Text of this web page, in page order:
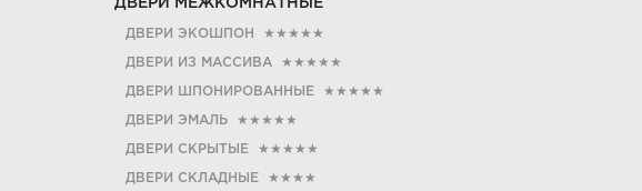
ДВЕРИ МЕЖКОМНАТНЫЕ
ДВЕРИ ЭКОШПОН ★★★★★
ДВЕРИ ИЗ МАССИВА ★★★★★
ДВЕРИ ШПОНИРОВАННЫЕ ★★★★★
ДВЕРИ ЭМАЛЬ ★★★★★
ДВЕРИ СКРЫТЫЕ ★★★★★
ДВЕРИ СКЛАДНЫЕ ★★★★